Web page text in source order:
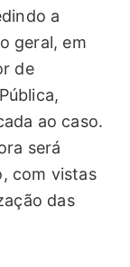
a
geral, em
de
ao caso.
será
com vistas
das